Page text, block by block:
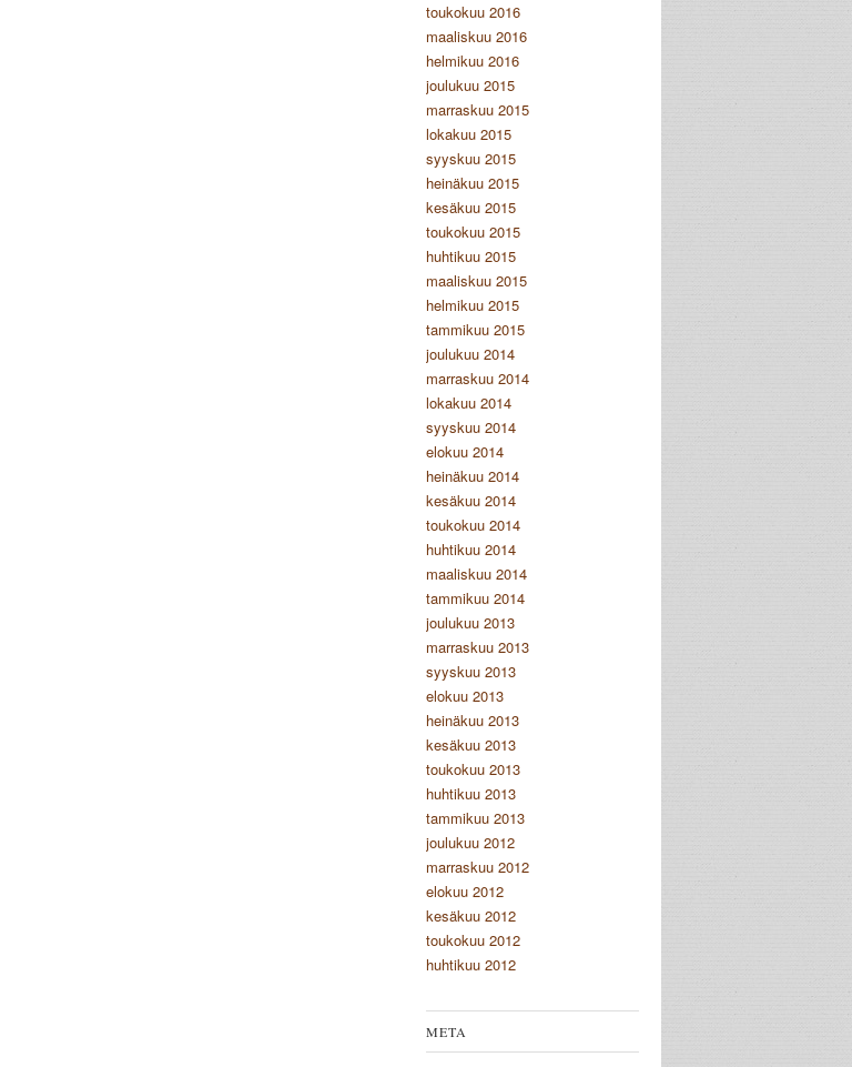
toukokuu 2016
maaliskuu 2016
helmikuu 2016
joulukuu 2015
marraskuu 2015
lokakuu 2015
syyskuu 2015
heinäkuu 2015
kesäkuu 2015
toukokuu 2015
huhtikuu 2015
maaliskuu 2015
helmikuu 2015
tammikuu 2015
joulukuu 2014
marraskuu 2014
lokakuu 2014
syyskuu 2014
elokuu 2014
heinäkuu 2014
kesäkuu 2014
toukokuu 2014
huhtikuu 2014
maaliskuu 2014
tammikuu 2014
joulukuu 2013
marraskuu 2013
syyskuu 2013
elokuu 2013
heinäkuu 2013
kesäkuu 2013
toukokuu 2013
huhtikuu 2013
tammikuu 2013
joulukuu 2012
marraskuu 2012
elokuu 2012
kesäkuu 2012
toukokuu 2012
huhtikuu 2012
META